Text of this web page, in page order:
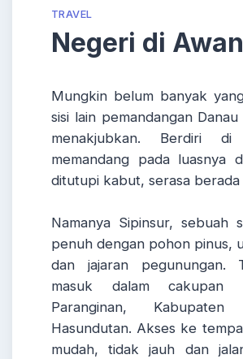
TRAVEL
Negeri di Awan
Mungkin belum banyak
sisi lain pemandangan
menakjubkan. Berdiri
memandang pada luasnya
ditutupi kabut, serasa berada
Namanya Sipinsur, sebuah
penuh dengan pohon pinus,
dan jajaran pegunungan.
masuk dalam cakupan
Paranginan, Kabupaten
Hasundutan. Akses ke
mudah, tidak jauh dan